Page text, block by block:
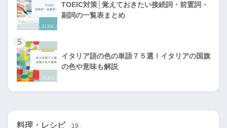
TOEIC対策│覚えておきたい接続詞・前置詞・
副詞の一覧表まとめ
5
イタリア語の色の単語７５選！イタリアの国旗
の色や意味も解説
料理・レシピ 19